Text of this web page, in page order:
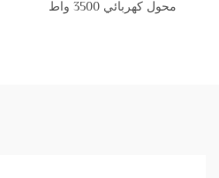
محول كهربائي 3500 واط